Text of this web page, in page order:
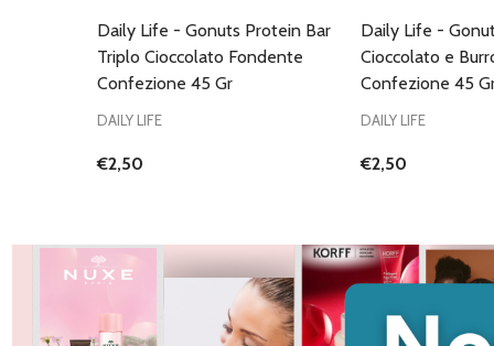
Daily Life - Gonuts Protein Bar
Triplo Cioccolato Fondente
Confezione 45 Gr
DAILY LIFE
€2,50
Daily Life -
Cioccolato e
Confezione 45
DAILY LIFE
€2,50